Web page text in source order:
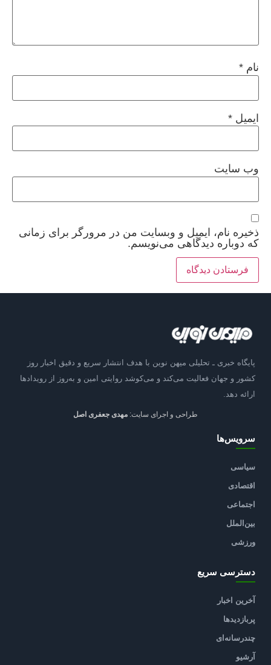
نام *
ایمیل *
وب‌ سایت
ذخیره نام، ایمیل و وبسایت من در مرورگر برای زمانی
که دوباره دیدگاهی می‌نویسم.
پایگاه خبری ـ تحلیلی میهن نوین با هدف انتشار سریع و دقیق اخبار روز
کشور و جهان فعالیت می‌کند و می‌کوشد روایتی امین و به‌روز از رویدادها
ارائه دهد.
طراحی و اجرای سایت: مهدی جعفری اصل
سرویس‌ها
سیاسی
اقتصادی
اجتماعی
بین‌الملل
ورزشی
دسترسی سریع
آخرین اخبار
پربازدیدها
چندرسانه‌ای
آرشیو